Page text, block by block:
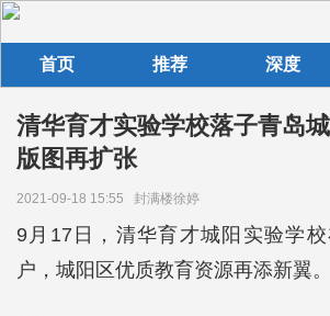
首页 推荐 深度
清华育才实验学校落子青岛
版图再扩张
2021-09-18 15:55 封满楼徐婷
9月17日，清华育才城阳实验学
户，城阳区优质教育资源再添新翼。